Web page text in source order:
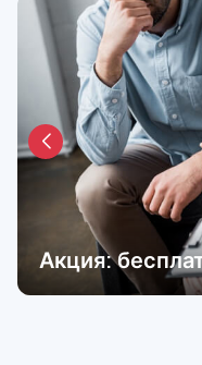
Акция: